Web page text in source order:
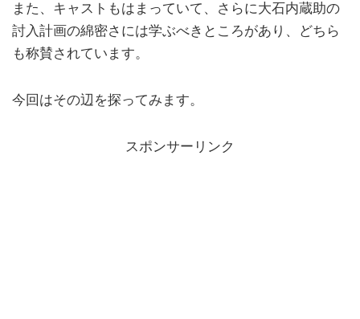
また、キャストもはまっていて、さらに大石内蔵助の
討入計画の綿密さには学ぶべきところがあり、どちら
も称賛されています。
今回はその辺を探ってみます。
スポンサーリンク